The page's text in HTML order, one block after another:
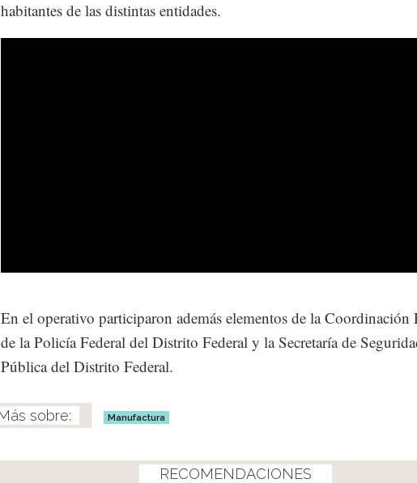
habitantes de las distintas entidades.
En el operativo participaron además elementos de la Coordinación
de la Policía Federal del Distrito Federal y la Secretaría de
Pública del Distrito Federal.
Manufactura
RECOMENDACIONES